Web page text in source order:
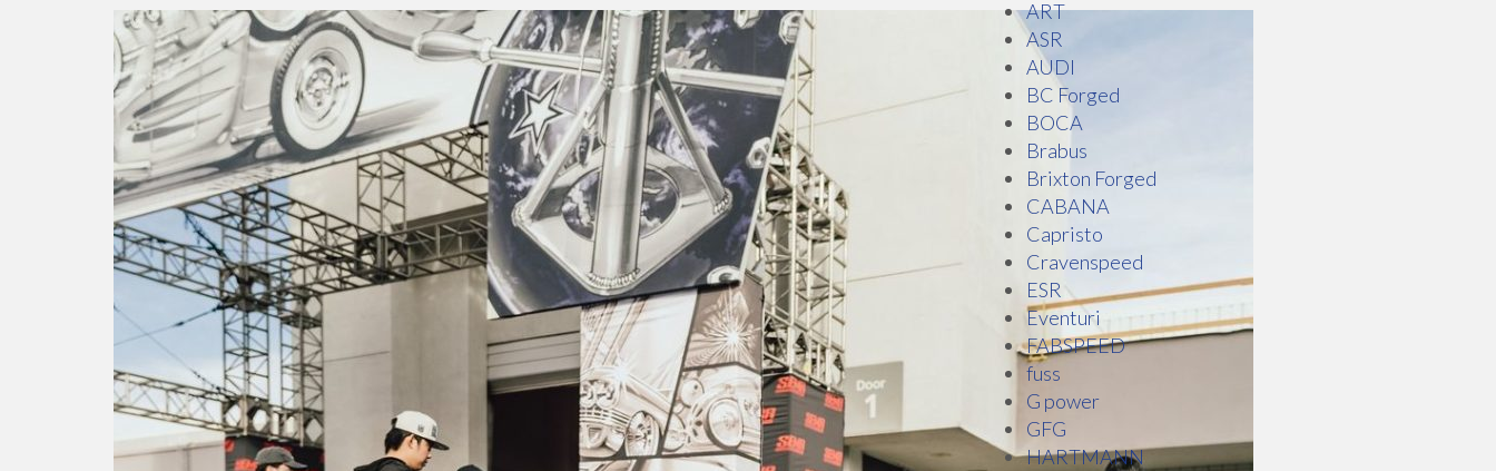
ART
ASR
AUDI
BC Forged
BOCA
Brabus
Brixton Forged
CABANA
Capristo
Cravenspeed
ESR
Eventuri
FABSPEED
fuss
G power
GFG
HARTMANN